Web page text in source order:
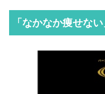
「なかなか痩せな